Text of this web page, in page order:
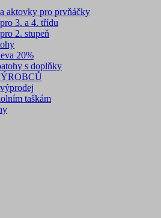
aktovky pro prvňáčky
3. a 4. třídu
2. stupeň
20%
s doplňky
taškám